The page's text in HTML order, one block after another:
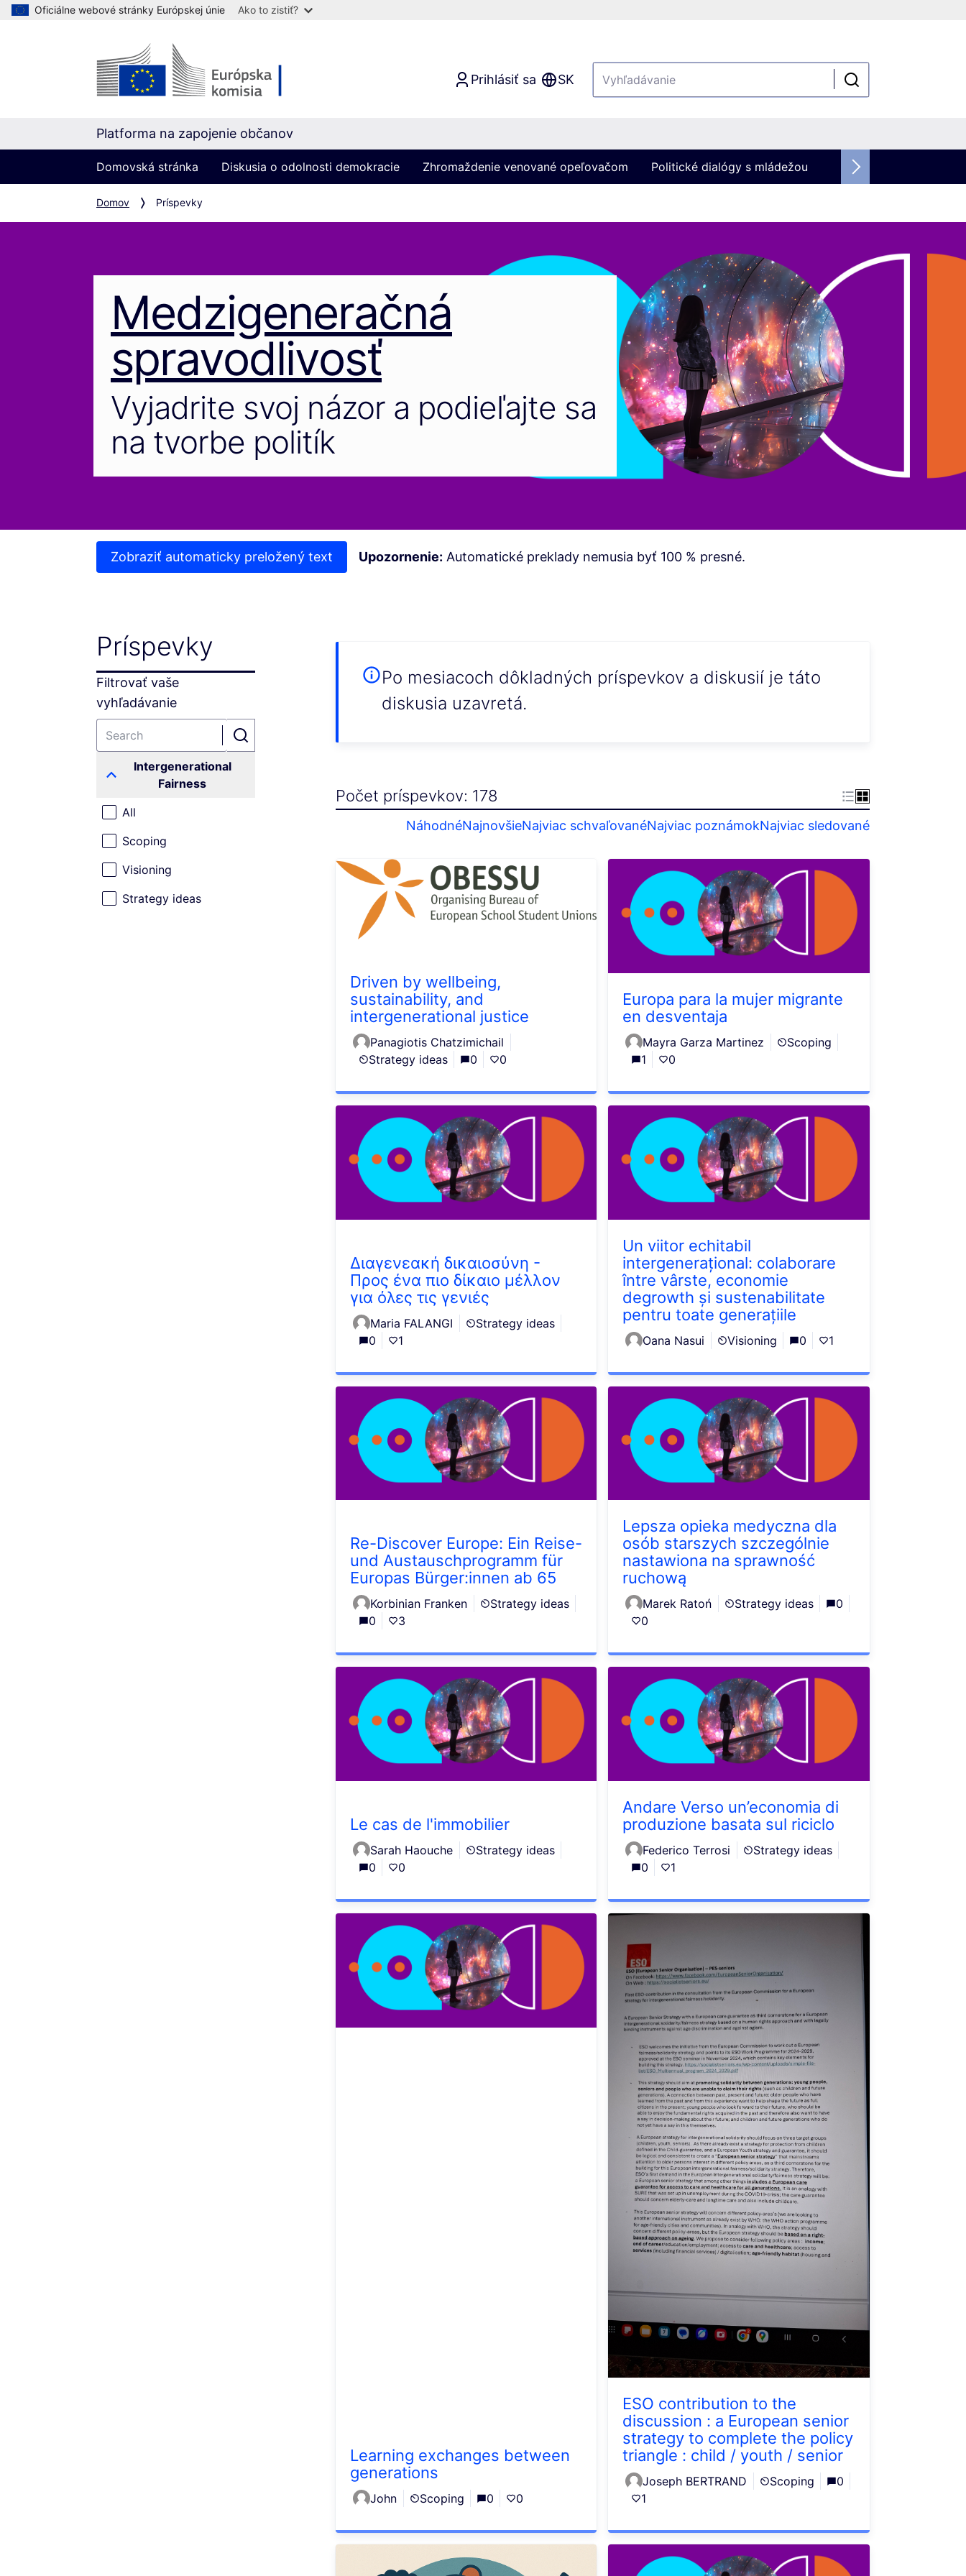
Oficiálne webové stránky Európskej únie Ako to zistiť?
Prihlásiť sa SK
Platforma na zapojenie občanov
Domovská stránka Diskusia o odolnosti demokracie Zhromaždenie venované opeľovačom Politické dialógy s mládežou
Domov Príspevky
Medzigeneračná
spravodlivosť
Vyjadrite svoj názor a podieľajte sa
na tvorbe politík
Zobraziť automaticky preložený text Upozornenie: Automatické preklady nemusia byť 100 % presné.
Príspevky
Filtrovať vaše
vyhľadávanie
Intergenerational
Fairness
All
Scoping
Visioning
Strategy ideas
Po mesiacoch dôkladných príspevkov a diskusií je táto
diskusia uzavretá.
Počet príspevkov: 178
NáhodnéNajnovšieNajviac schvaľovanéNajviac poznámokNajviac sledované
Driven by wellbeing,
sustainability, and
intergenerational justice
Panagiotis Chatzimichail
Strategy ideas
0 0
Europa para la mujer migrante
en desventaja
Mayra Garza Martinez
Scoping
1
0
Διαγενεακή δικαιοσύνη -
Προς ένα πιο δίκαιο μέλλον
για όλες τις γενιές
Maria FALANGI
Strategy ideas
0
1
Un viitor echitabil
intergenerațional: colaborare
între vârste, economie
degrowth și sustenabilitate
pentru toate generațiile
Oana Nasui Visioning 0 1
Re-Discover Europe: Ein Reise-
und Austauschprogramm für
Europas Bürger:innen ab 65
Korbinian Franken
Strategy ideas
0
3
Lepsza opieka medyczna dla
osób starszych szczególnie
nastawiona na sprawność
ruchową
Marek Ratoń Strategy ideas
0
0
Le cas de l'immobilier
Sarah Haouche
Strategy ideas
0
0
Andare Verso un’economia di
produzione basata sul riciclo
Federico Terrosi
Strategy ideas
0
1
Learning exchanges between
generations
John Scoping 0 0
ESO contribution to the
discussion : a European senior
strategy to complete the policy
triangle : child / youth / senior
Joseph BERTRAND Scoping
0
1